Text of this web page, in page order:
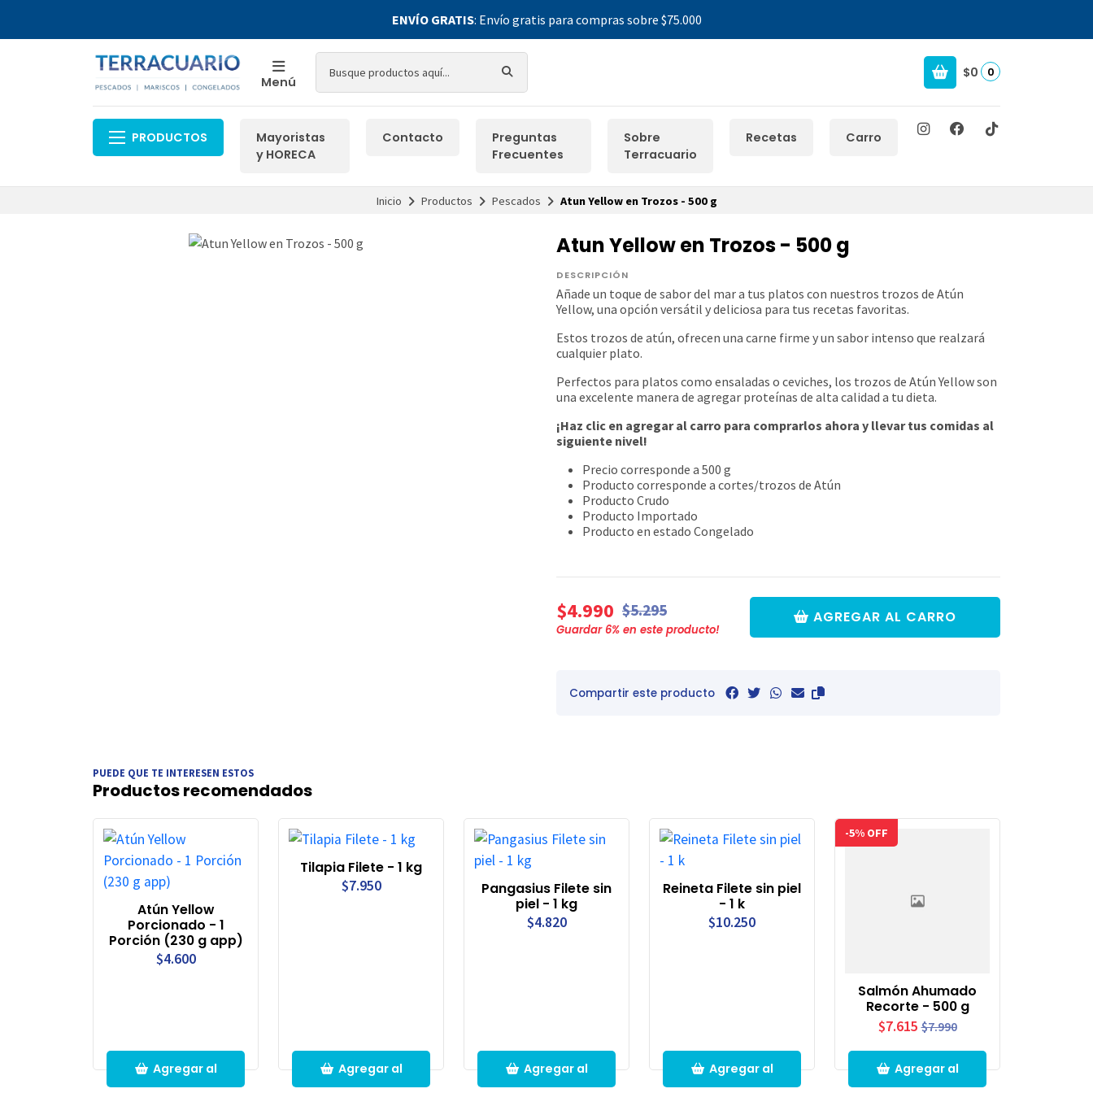
ENVÍO GRATIS: Envío gratis para compras sobre $75.000
Menú
$0 0
PRODUCTOS
Mayoristas
y HORECA
Contacto
Preguntas
Frecuentes
Sobre
Terracuario
Recetas Carro
Inicio Productos Pescados Atun Yellow en Trozos - 500 g
Atun Yellow en Trozos - 500 g
DESCRIPCIÓN
Añade un toque de sabor del mar a tus platos con nuestros trozos de Atún
Yellow, una opción versátil y deliciosa para tus recetas favoritas.
Estos trozos de atún, ofrecen una carne firme y un sabor intenso que realzará
cualquier plato.
Perfectos para platos como ensaladas o ceviches, los trozos de Atún Yellow son
una excelente manera de agregar proteínas de alta calidad a tu dieta.
¡Haz clic en agregar al carro para comprarlos ahora y llevar tus comidas al
siguiente nivel!
Precio corresponde a 500 g
Producto corresponde a cortes/trozos de Atún
Producto Crudo
Producto Importado
Producto en estado Congelado
$4.990 $5.295
Guardar 6% en este producto!
AGREGAR AL CARRO
Compartir este producto
PUEDE QUE TE INTERESEN ESTOS
Productos recomendados
Atún Yellow
Porcionado - 1
Porción (230 g app)
$4.600
Agregar al
Tilapia Filete - 1 kg
$7.950
Agregar al
Pangasius Filete sin
piel - 1 kg
$4.820
Agregar al
Reineta Filete sin piel
- 1 k
$10.250
Agregar al
-5% OFF
Salmón Ahumado
Recorte - 500 g
$7.615 $7.990
Agregar al